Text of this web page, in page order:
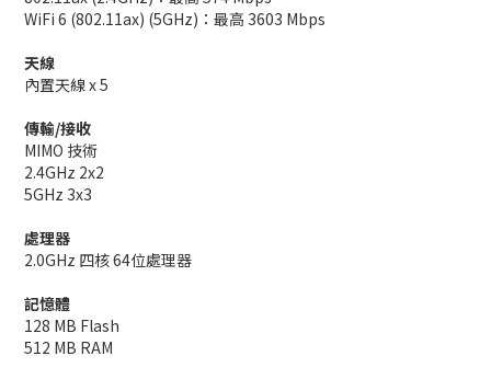
WiFi 6 (802.11ax) (5GHz)：最高 3603 Mbps
天線
內置天線 x 5
傳輸/接收
MIMO 技術
2.4GHz 2x2
5GHz 3x3
處理器
2.0GHz 四核 64位處理器
記憶體
128 MB Flash
512 MB RAM